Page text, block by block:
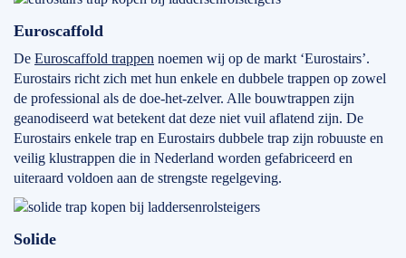
Euroscaffold
De Euroscaffold trappen noemen wij op de markt ‘Eurostairs’.
Eurostairs richt zich met hun enkele en dubbele trappen op zowel
de professional als de doe-het-zelver. Alle bouwtrappen zijn
geanodiseerd wat betekent dat deze niet vuil aflatend zijn. De
Eurostairs enkele trap en Eurostairs dubbele trap zijn robuuste en
veilig klustrappen die in Nederland worden gefabriceerd en
uiteraard voldoen aan de strengste regelgeving.
Solide